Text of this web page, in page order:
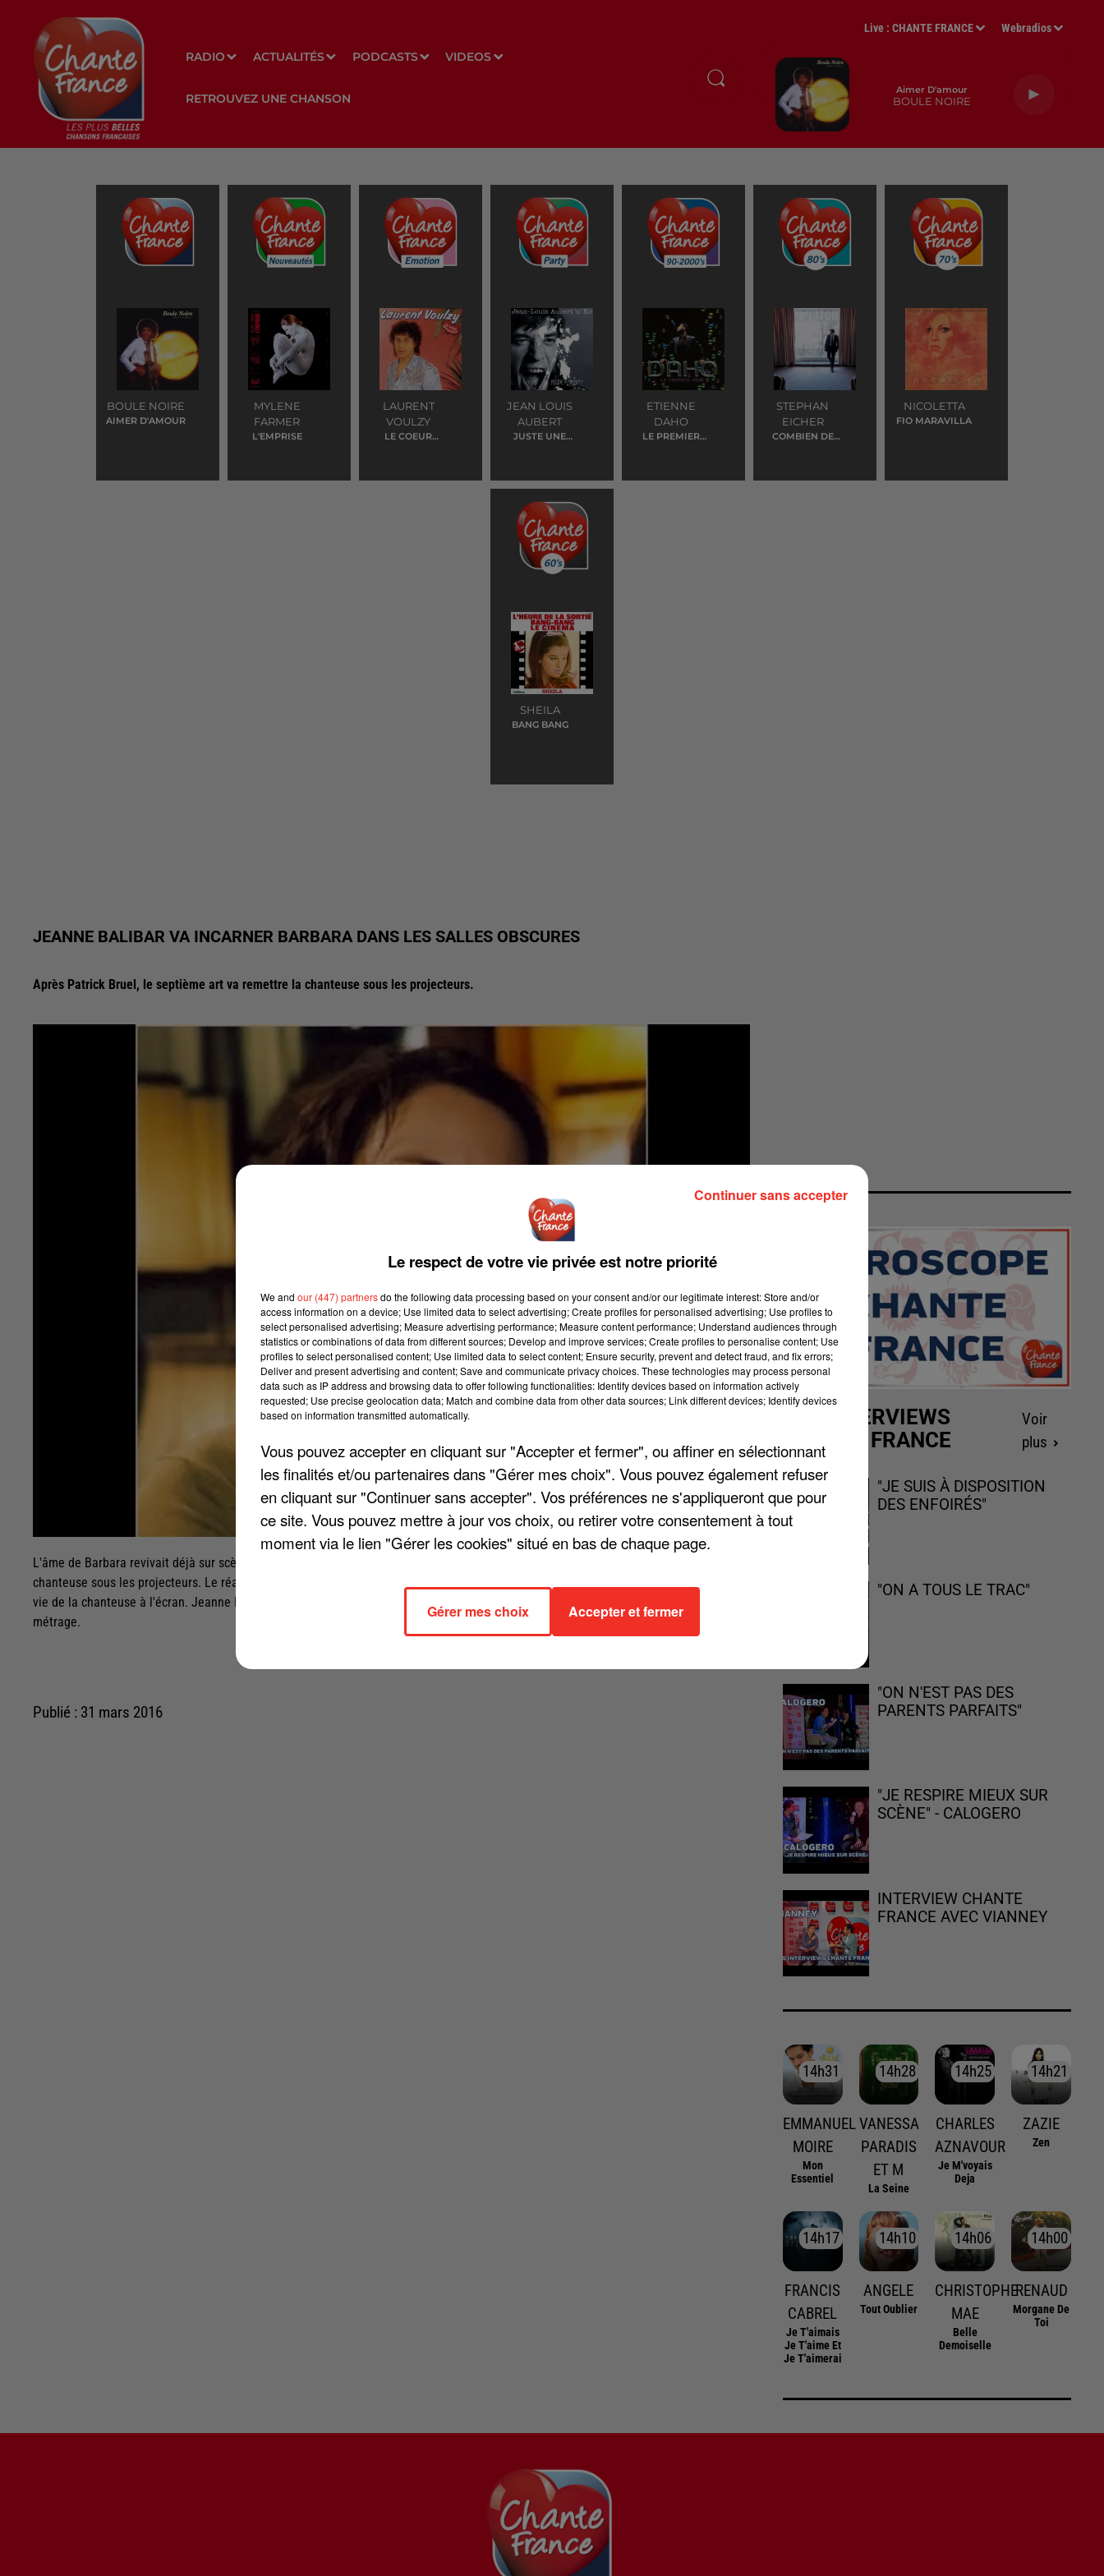
RADIO ACTUALITÉS PODCASTS VIDEOS
RETROUVEZ UNE CHANSON
Live :CHANTE FRANCE Webradios
Aimer D'amour
BOULE NOIRE
BOULE NOIRE
AIMER D'AMOUR
MYLENE
FARMER
L'EMPRISE
LAURENT
VOULZY
LE COEUR
JEAN LOUIS
AUBERT
JUSTE UNE
ETIENNE
DAHO
LE PREMIER
STEPHAN
EICHER
COMBIEN DE
NICOLETTA
FIO MARAVILLA
SHEILA
BANG BANG
JEANNE BALIBAR VA INCARNER BARBARA DANS LES SALLES OBSCURES
Après Patrick Bruel, le septième art va remettre la chanteuse sous les projecteurs.
L'âme de Barbara revivait déjà sur scène avec les reprises de Patrick Bruel. Désormais, c'est le septième art qui va remettre la
chanteuse sous les projecteurs. Le réalisateur Mathieu Amalric va incarner dans un film en abîme, un cinéaste qui souhaite adapter la
vie de la chanteuse à l'écran. Jeanne Balibar, ancienne compagne de Mathieu Amalric dans la vie, va camper Barbara dans le
métrage.
Publié : 31 mars 2016
LES INTERVIEWS
CHANTE FRANCE
Voir
plus
"JE SUIS À DISPOSITION
DES ENFOIRÉS"
"ON A TOUS LE TRAC"
"ON N'EST PAS DES
PARENTS PARFAITS"
"JE RESPIRE MIEUX SUR
SCÈNE" - CALOGERO
INTERVIEW CHANTE
FRANCE AVEC VIANNEY
14h31
14h31
EMMANUEL
MOIRE
Mon
Essentiel
14h28
14h28
VANESSA
PARADIS
ET M
La Seine
14h25
14h25
CHARLES
AZNAVOUR
Je M'voyais
Deja
14h21
14h21
ZAZIE
Zen
14h17
14h17
FRANCIS
CABREL
Je T'aimais
Je T'aime Et
Je T'aimerai
14h10
14h10
ANGELE
Tout Oublier
14h06
14h06
CHRISTOPHE
MAE
Belle
Demoiselle
14h00
14h00
RENAUD
Morgane De
Toi
Le respect de votre vie privée est notre priorité
We and our (447) partnersdo the following data processing based on your consent and/or our legitimate interest: Store and/or
access information on a device; Use limited data to select advertising; Create profiles for personalised advertising; Use profiles to
select personalised advertising; Measure advertising performance; Measure content performance; Understand audiences through
statistics or combinations of data from different sources; Develop and improve services; Create profiles to personalise content; Use
profiles to select personalised content; Use limited data to select content; Ensure security, prevent and detect fraud, and fix errors;
Deliver and present advertising and content; Save and communicate privacy choices. These technologies may process personal
data such as IP address and browsing data to offer following functionalities: Identify devices based on information actively
requested; Use precise geolocation data; Match and combine data from other data sources; Link different devices; Identify devices
based on information transmitted automatically.
Vous pouvez accepter en cliquant sur "Accepter et fermer", ou affiner en sélectionnant
les finalités et/ou partenaires dans "Gérer mes choix". Vous pouvez également refuser
en cliquant sur "Continuer sans accepter". Vos préférences ne s'appliqueront que pour
ce site. Vous pouvez mettre à jour vos choix, ou retirer votre consentement à tout
moment via le lien "Gérer les cookies" situé en bas de chaque page.
Gérer mes choix Accepter et fermer
Continuer sans accepter